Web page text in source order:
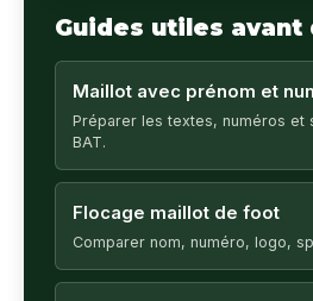
Guides utiles avant
Maillot avec prénom et
Préparer les textes, numéros et
BAT.
Flocage maillot de foot
Comparer nom, numéro, logo,